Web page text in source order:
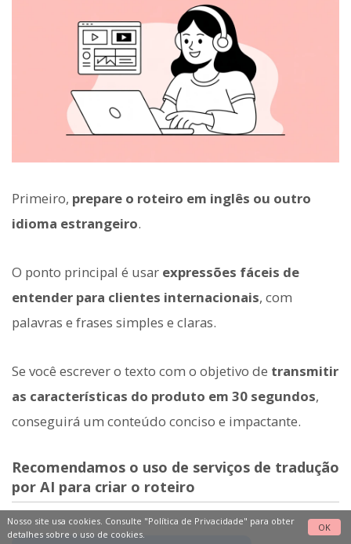
Primeiro, prepare o roteiro em inglês ou outro
idioma estrangeiro.
O ponto principal é usar expressões fáceis de
entender para clientes internacionais, com
palavras e frases simples e claras.
Se você escrever o texto com o objetivo de transmitir
as características do produto em 30 segundos,
conseguirá um conteúdo conciso e impactante.
Recomendamos o uso de serviços de tradução
por AI para criar o roteiro
Nosso site usa cookies. Consulte "Política de Privacidade" para obter
detalhes sobre o uso de cookies.
OK